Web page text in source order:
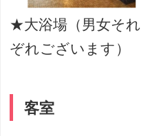
★大浴場（男女それ
ぞれございます）
客室